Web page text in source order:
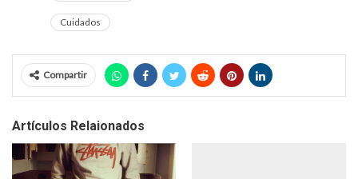
Cuidados
Compartir
Artículos Relaionados